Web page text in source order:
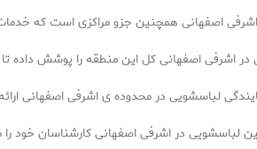
اشرفی اصفهانی همچنین جزو مراکزی است که
در اشرفی اصفهانی کل این منطقه را پوشش
لباسشویی در محدوده ی اشرفی اصفهانی
لباسشویی در اشرفی اصفهانی کارشناسان خود